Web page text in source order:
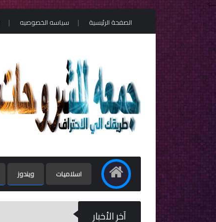
-->
الصفحة الرئيسية سياسه الخصوصيه
اسلاميات ويندوز
آخر الأخبار